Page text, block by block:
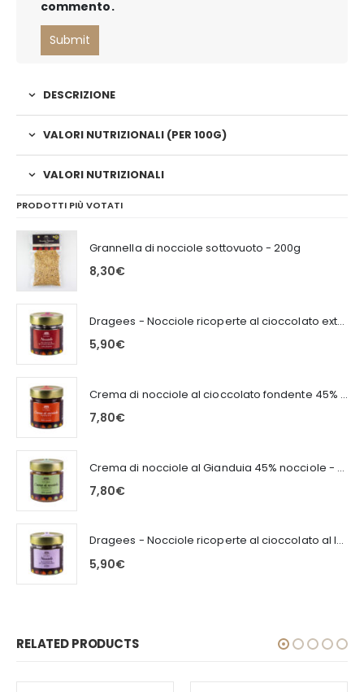
commento.
DESCRIZIONE
VALORI NUTRIZIONALI (PER 100G)
VALORI NUTRIZIONALI
PRODOTTI PIÙ VOTATI
Grannella di nocciole sottovuoto - 200g
8,30€
Dragees - Nocciole ricoperte al cioccolato extra fondente 100g
5,90€
Crema di nocciole al cioccolato fondente 45% nocciole - 200g
7,80€
Crema di nocciole al Gianduia 45% nocciole - 200g
7,80€
Dragees - Nocciole ricoperte al cioccolato al latte 100g
5,90€
RELATED PRODUCTS